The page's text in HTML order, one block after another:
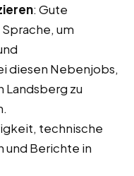
: Gute
um
diesen Nebenjobs,
Landsberg zu
technische
und Berichte in